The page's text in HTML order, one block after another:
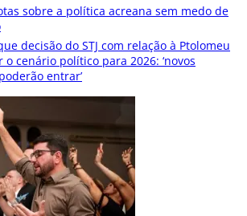
sobre a política acreana sem medo de
decisão do STJ com relação à Ptolomeu
cenário político para 2026: ‘novos
entrar’